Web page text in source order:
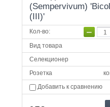
(Sempervivum)
(III)'
Кол-во: −
Вид товара
Селекционер
Розетка
Добавить к сравнению